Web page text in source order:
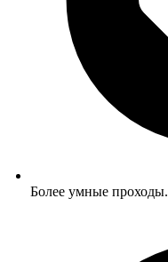
Более умные проходы.